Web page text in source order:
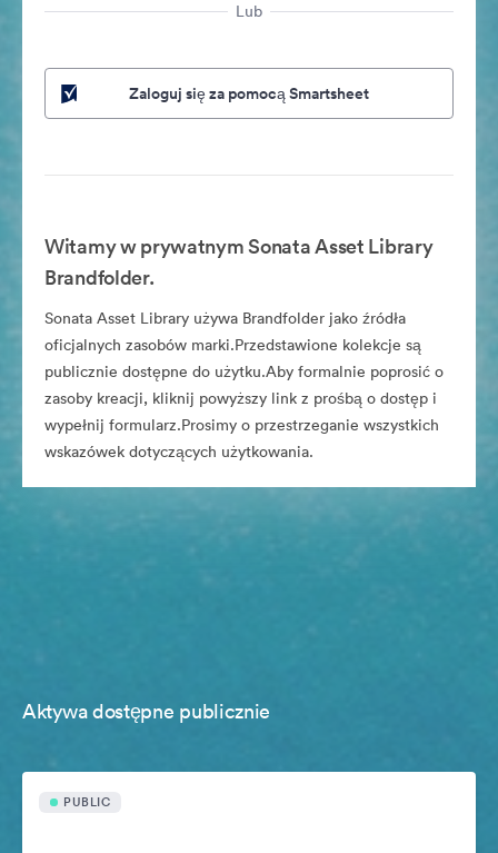
Lub
Zaloguj się za pomocą Smartsheet
Witamy w prywatnym Sonata Asset Library
Brandfolder.
Sonata Asset Library używa Brandfolder jako źródła
oficjalnych zasobów marki.Przedstawione kolekcje są
publicznie dostępne do użytku.Aby formalnie poprosić o
zasoby kreacji, kliknij powyższy link z prośbą o dostęp i
wypełnij formularz.Prosimy o przestrzeganie wszystkich
wskazówek dotyczących użytkowania.
Aktywa dostępne publicznie
PUBLIC